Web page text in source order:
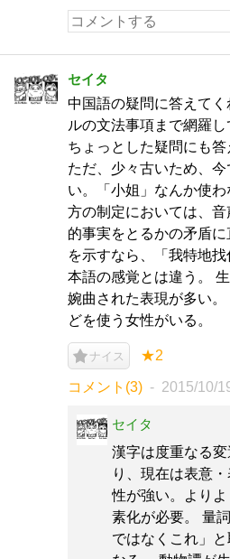
セイタ
中国語の疑問に答えて
ルの文法事項まで網羅
ちょっとした疑問にも答
ただ、少々古いため、
い。「小姐」なんか使
方の制定においては、
的事実をとるかの矛盾
を示すなら、「我特地
本語の感覚とは違う。
婉曲された表現が多い
どを使う女性がいる。
ナイス ★2
コメント(3) 2015/10/
セイタ
漢字は度重なる
り、現在は表意
性が強い。より
素化が必要。 量
ではなくこれ」